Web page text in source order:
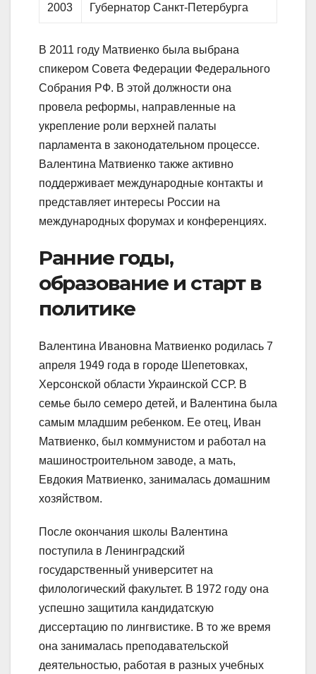
2003 Губернатор Санкт-Петербурга
В 2011 году Матвиенко была выбрана
спикером Совета Федерации Федерального
Собрания РФ. В этой должности она
провела реформы, направленные на
укрепление роли верхней палаты
парламента в законодательном процессе.
Валентина Матвиенко также активно
поддерживает международные контакты и
представляет интересы России на
международных форумах и конференциях.
Ранние годы,
образование и старт в
политике
Валентина Ивановна Матвиенко родилась 7
апреля 1949 года в городе Шепетовках,
Херсонской области Украинской ССР. В
семье было семеро детей, и Валентина была
самым младшим ребенком. Ее отец, Иван
Матвиенко, был коммунистом и работал на
машиностроительном заводе, а мать,
Евдокия Матвиенко, занималась домашним
хозяйством.
После окончания школы Валентина
поступила в Ленинградский
государственный университет на
филологический факультет. В 1972 году она
успешно защитила кандидатскую
диссертацию по лингвистике. В то же время
она занималась преподавательской
деятельностью, работая в разных учебных